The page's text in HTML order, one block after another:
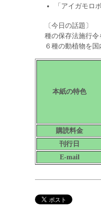
「アイガモロ
〔今日の話題〕
種の保存法施行令
６種の動植物を
本紙の特色
購読料金
刊行日
E-mail